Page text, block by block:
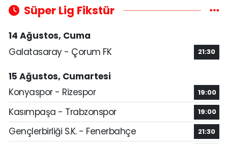
Süper Lig Fikstür
14 Ağustos, Cuma
Galatasaray - Çorum FK
21:30
15 Ağustos, Cumartesi
Konyaspor - Rizespor
19:00
Kasımpaşa - Trabzonspor 19:00
Gençlerbirliği S.K. - Fenerbahçe 21:30